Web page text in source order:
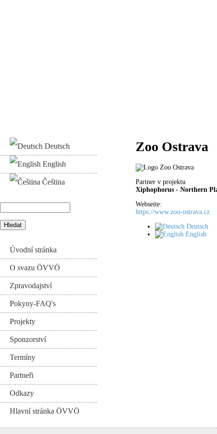
Deutsch
English
Čeština
Vyhledávání
Úvodní stránka
O svazu ÖVVÖ
Zpravodajství
Pokyny-FAQ's
Projekty
Sponzorství
Termíny
Partneři
Odkazy
Hlavní stránka ÖVVÖ
Zoo Ostrava
Partner v projektu
Xiphophorus - Northern
Webseite:
https://www.zoo-ostrava.cz
Deutsch
English